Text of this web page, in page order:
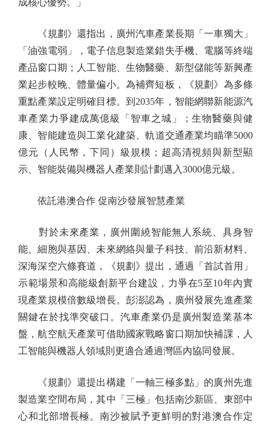
成核心優勢。」
《規劃》還指出，廣州汽車產業長期「一車獨大」
「油強電弱」，電子信息製造業錯失手機、電腦等終端
產品窗口期；人工智能、生物醫藥、新型儲能等新興產
業起步較晚、體量偏小。為補齊短板，《規劃》為多條
重點產業設定明確目標。到2035年，智能網聯新能源汽
車產業力爭建成萬億級「智車之城」；生物醫藥與健
康、智能建造與工業化建築、軌道交通產業均瞄準5000
億元（人民幣，下同）級規模；超高清視頻與新型顯
示、智能裝備與機器人產業則計劃邁入3000億元級。
依託港澳合作 促南沙發展智慧產業
對於未來產業，廣州圍繞智能無人系統、具身智
能、細胞與基因、未來網絡與量子科技、前沿新材料、
深海深空六條賽道，《規劃》提出，通過「首試首用」
示範場景和高能級創新平台建設，力爭在5至10年內實
現產業規模倍數級增長。彭澎認為，廣州發展先進產業
關鍵在於找準突破口。汽車產業仍是廣州製造業基本
盤，航空航天產業可借助國家戰略窗口期加快補課，人
工智能與機器人領域則更適合通過灣區內協同發展。
《規劃》還提出構建「一軸三極多點」的廣州先進
製造業空間布局，其中「三極」包括南沙新區、東部中
心和北部增長極。南沙被賦予更鮮明的對港澳合作定